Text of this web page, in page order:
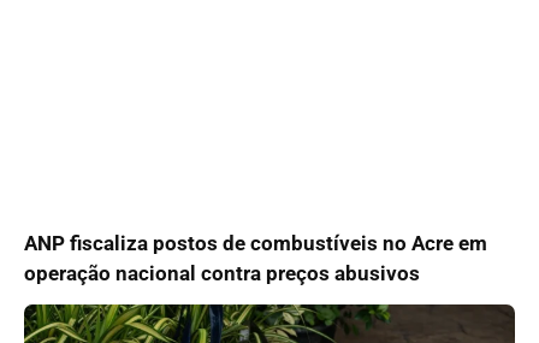
ANP fiscaliza postos de combustíveis no Acre em
operação nacional contra preços abusivos